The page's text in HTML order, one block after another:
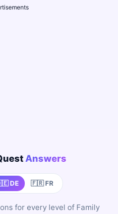
Answers
DE 🇫🇷 FR
for every level of Family